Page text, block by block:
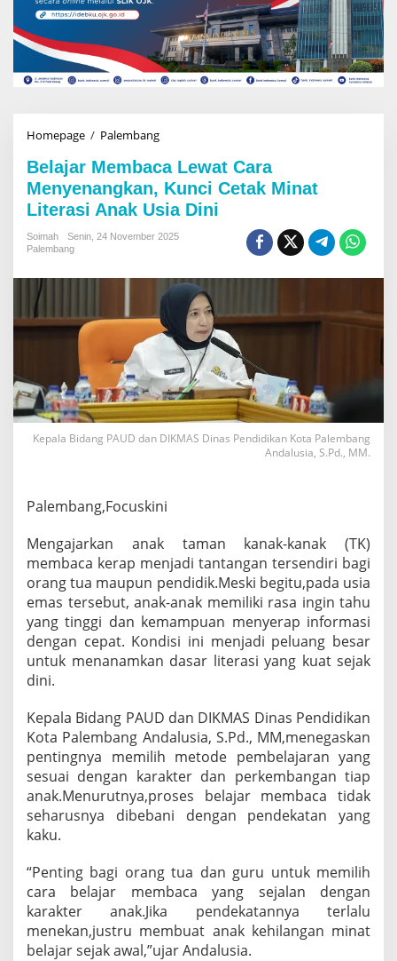
Homepage / Palembang
l
a
a
r
m
b
a
c
e
w
a
t
C
M
y
e
n
a
g
k
a
K
u
n
c
i
C
t
M
i
a
t
L
Belajar Membaca Lewat Cara
Menyenangkan, Kunci Cetak Minat
Literasi Anak Usia Dini
Soimah
Senin, 24 November 2025
Palembang
Kepala Bidang PAUD dan DIKMAS Dinas Pendidikan Kota Palembang
Andalusia, S.Pd., MM.
Palembang,Focuskini
Mengajarkan anak taman kanak-kanak (TK)
membaca kerap menjadi tantangan tersendiri bagi
orang tua maupun pendidik.Meski begitu,pada usia
emas tersebut, anak-anak memiliki rasa ingin tahu
yang tinggi dan kemampuan menyerap informasi
dengan cepat. Kondisi ini menjadi peluang besar
untuk menanamkan dasar literasi yang kuat sejak
dini.
Kepala Bidang PAUD dan DIKMAS Dinas Pendidikan
Kota Palembang Andalusia, S.Pd., MM,menegaskan
pentingnya memilih metode pembelajaran yang
sesuai dengan karakter dan perkembangan tiap
anak.Menurutnya,proses belajar membaca tidak
seharusnya dibebani dengan pendekatan yang
kaku.
“Penting bagi orang tua dan guru untuk memilih
cara belajar membaca yang sejalan dengan
karakter anak.Jika pendekatannya terlalu
menekan,justru membuat anak kehilangan minat
belajar sejak awal,”ujar Andalusia.